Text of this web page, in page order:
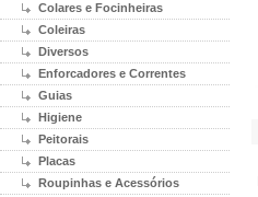
Colares e Focinheiras
Coleiras
Diversos
Enforcadores e Correntes
Guias
Higiene
Peitorais
Placas
Roupinhas e Acessórios